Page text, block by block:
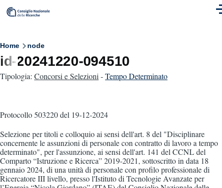
Skip to main content
Breadcrumb
Home node
id-20241220-094510
Tipologia: Concorsi e Selezioni -Tempo Determinato
Protocollo 503220del 19-12-2024
Selezione per titoli e colloquio ai sensi dell'art. 8 del "Disciplinare
concernente le assunzioni di personale con contratto di lavoro a tempo
determinato", per l'assunzione, ai sensi dell'art. 141 del CCNL del
Comparto “Istruzione e Ricerca” 2019-2021, sottoscritto in data 18
gennaio 2024, di una unità di personale con profilo professionale di
Ricercatore III livello, presso l'Istituto di Tecnologie Avanzate per